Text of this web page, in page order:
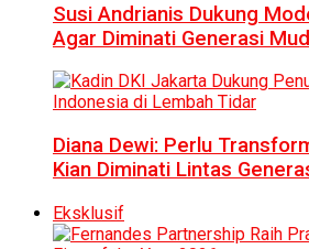
Susi Andrianis Dukung
Agar Diminati Generasi
Diana Dewi: Perlu
Kian Diminati Lintas
Eksklusif